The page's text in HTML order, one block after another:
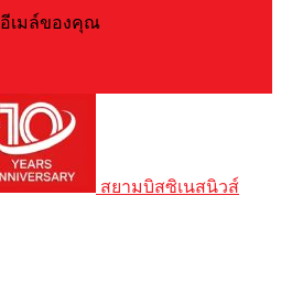
อีเมล์ของคุณ
สยามบิสซิเนสนิวส์